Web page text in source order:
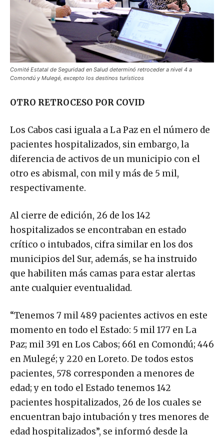
Comité Estatal de Seguridad en Salud determinó retroceder a nivel 4 a
Comondú y Mulegé, excepto los destinos turísticos
OTRO RETROCESO POR COVID
Los Cabos casi iguala a La Paz en el número de
pacientes hospitalizados, sin embargo, la
diferencia de activos de un municipio con el
otro es abismal, con mil y más de 5 mil,
respectivamente.
Al cierre de edición, 26 de los 142
hospitalizados se encontraban en estado
crítico o intubados, cifra similar en los dos
municipios del Sur, además, se ha instruido
que habiliten más camas para estar alertas
ante cualquier eventualidad.
“Tenemos 7 mil 489 pacientes activos en este
momento en todo el Estado: 5 mil 177 en La
Paz; mil 391 en Los Cabos; 661 en Comondú; 446
en Mulegé; y 220 en Loreto. De todos estos
pacientes, 578 corresponden a menores de
edad; y en todo el Estado tenemos 142
pacientes hospitalizados, 26 de los cuales se
encuentran bajo intubación y tres menores de
edad hospitalizados”, se informó desde la